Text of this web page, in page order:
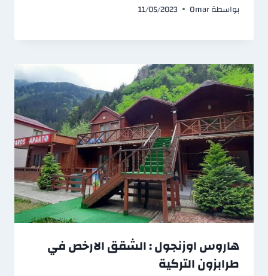
بواسطةOmar
11/05/2023
هاروس اوزنجول : الشقق الارخص في
طرابزون التركية